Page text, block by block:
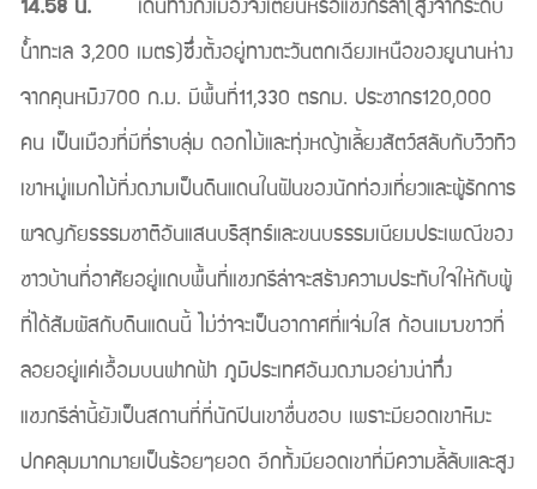
14.58 น. เดินทางถึงเมืองจงเตี้ยนหรือแชงกรีล่า(สูงจากระดับ
น้ำทะเล 3,200 เมตร)ซึ่งตั้งอยู่ทางตะวันตกเฉียงเหนือของยูนานห่าง
จากคุนหมิง700 ก.ม. มีพื้นที่11,330 ตรกม. ประชากร120,000
คน เป็นเมืองที่มีที่ราบลุ่ม ดอกไม้และทุ่งหญ้าเลี้ยงสัตว์สลับกับวิวทิว
เขาหมู่แมกไม้ที่งดงามเป็นดินแดนในฝันของนักท่องเที่ยวและผู้รักการ
ผจญภัยธรรมชาติอันแสนบริสุทธ์และขนบธรรมเนียมประเพณีของ
ชาวบ้านที่อาศัยอยู่แถบพื้นที่แชงกรีล่าจะสร้างความประทับใจให้กับผู้
ที่ได้สัมผัสกับดินแดนนี้ ไม่ว่าจะเป็นอากาศที่แจ่มใส ก้อนเมฆขาวที่
ลอยอยู่แค่เอื้อมบนฟากฟ้า ภูมิประเทศอันงดงามอย่างน่าทึ่ง
แชงกรีล่านี้ยังเป็นสถานที่ที่นักปีนเขาชื่นชอบ เพราะมียอดเขาหิมะ
ปกคลุมมากมายเป็นร้อยๆยอด อีกทั้งมียอดเขาที่มีความลี้ลับและสูง